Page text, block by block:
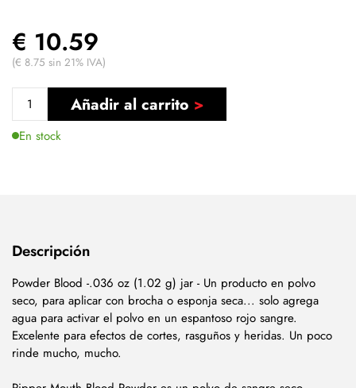
€ 10.59
(€ 8.75 sin 21% IVA)
Añadir al carrito
En stock
Descripción
Powder Blood -.036 oz (1.02 g) jar - Un producto en polvo
seco, para aplicar con brocha o esponja seca... solo agrega
agua para activar el polvo en un espantoso rojo sangre.
Excelente para efectos de cortes, rasguños y heridas. Un poco
rinde mucho, mucho.